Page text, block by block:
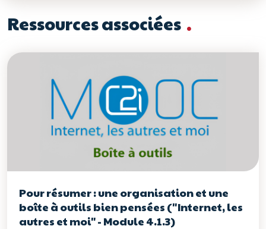
Ressources associées
Pour résumer : une organisation et une
boîte à outils bien pensées ("Internet, les
autres et moi" - Module 4.1.3)